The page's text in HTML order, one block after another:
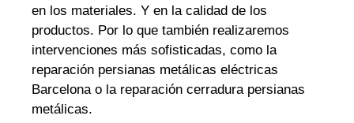
en los materiales. Y en la calidad de los
productos. Por lo que también realizaremos
intervenciones más sofisticadas, como la
reparación persianas metálicas eléctricas
Barcelona o la reparación cerradura persianas
metálicas.